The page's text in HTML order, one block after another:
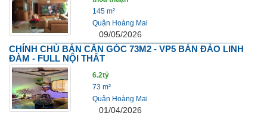
145 m²
Quận Hoàng Mai
09/05/2026
CHÍNH CHỦ BÁN CĂN GÓC 73M2 - VP5 BÁN ĐẢO LINH
ĐÀM - FULL NỘI THẤT
6.2tỷ
73 m²
Quận Hoàng Mai
01/04/2026